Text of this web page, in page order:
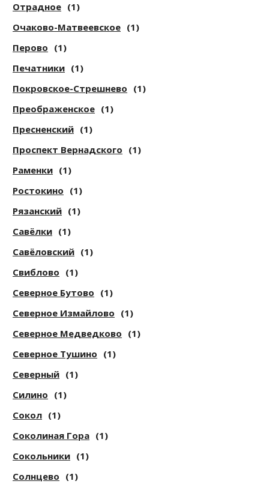
Отрадное (1)
Очаково-Матвеевское (1)
Перово (1)
Печатники (1)
Покровское-Стрешнево (1)
Преображенское (1)
Пресненский (1)
Проспект Вернадского (1)
Раменки (1)
Ростокино (1)
Рязанский (1)
Савёлки (1)
Савёловский (1)
Свиблово (1)
Северное Бутово (1)
Северное Измайлово (1)
Северное Медведково (1)
Северное Тушино (1)
Северный (1)
Силино (1)
Сокол (1)
Соколиная Гора (1)
Сокольники (1)
Солнцево (1)